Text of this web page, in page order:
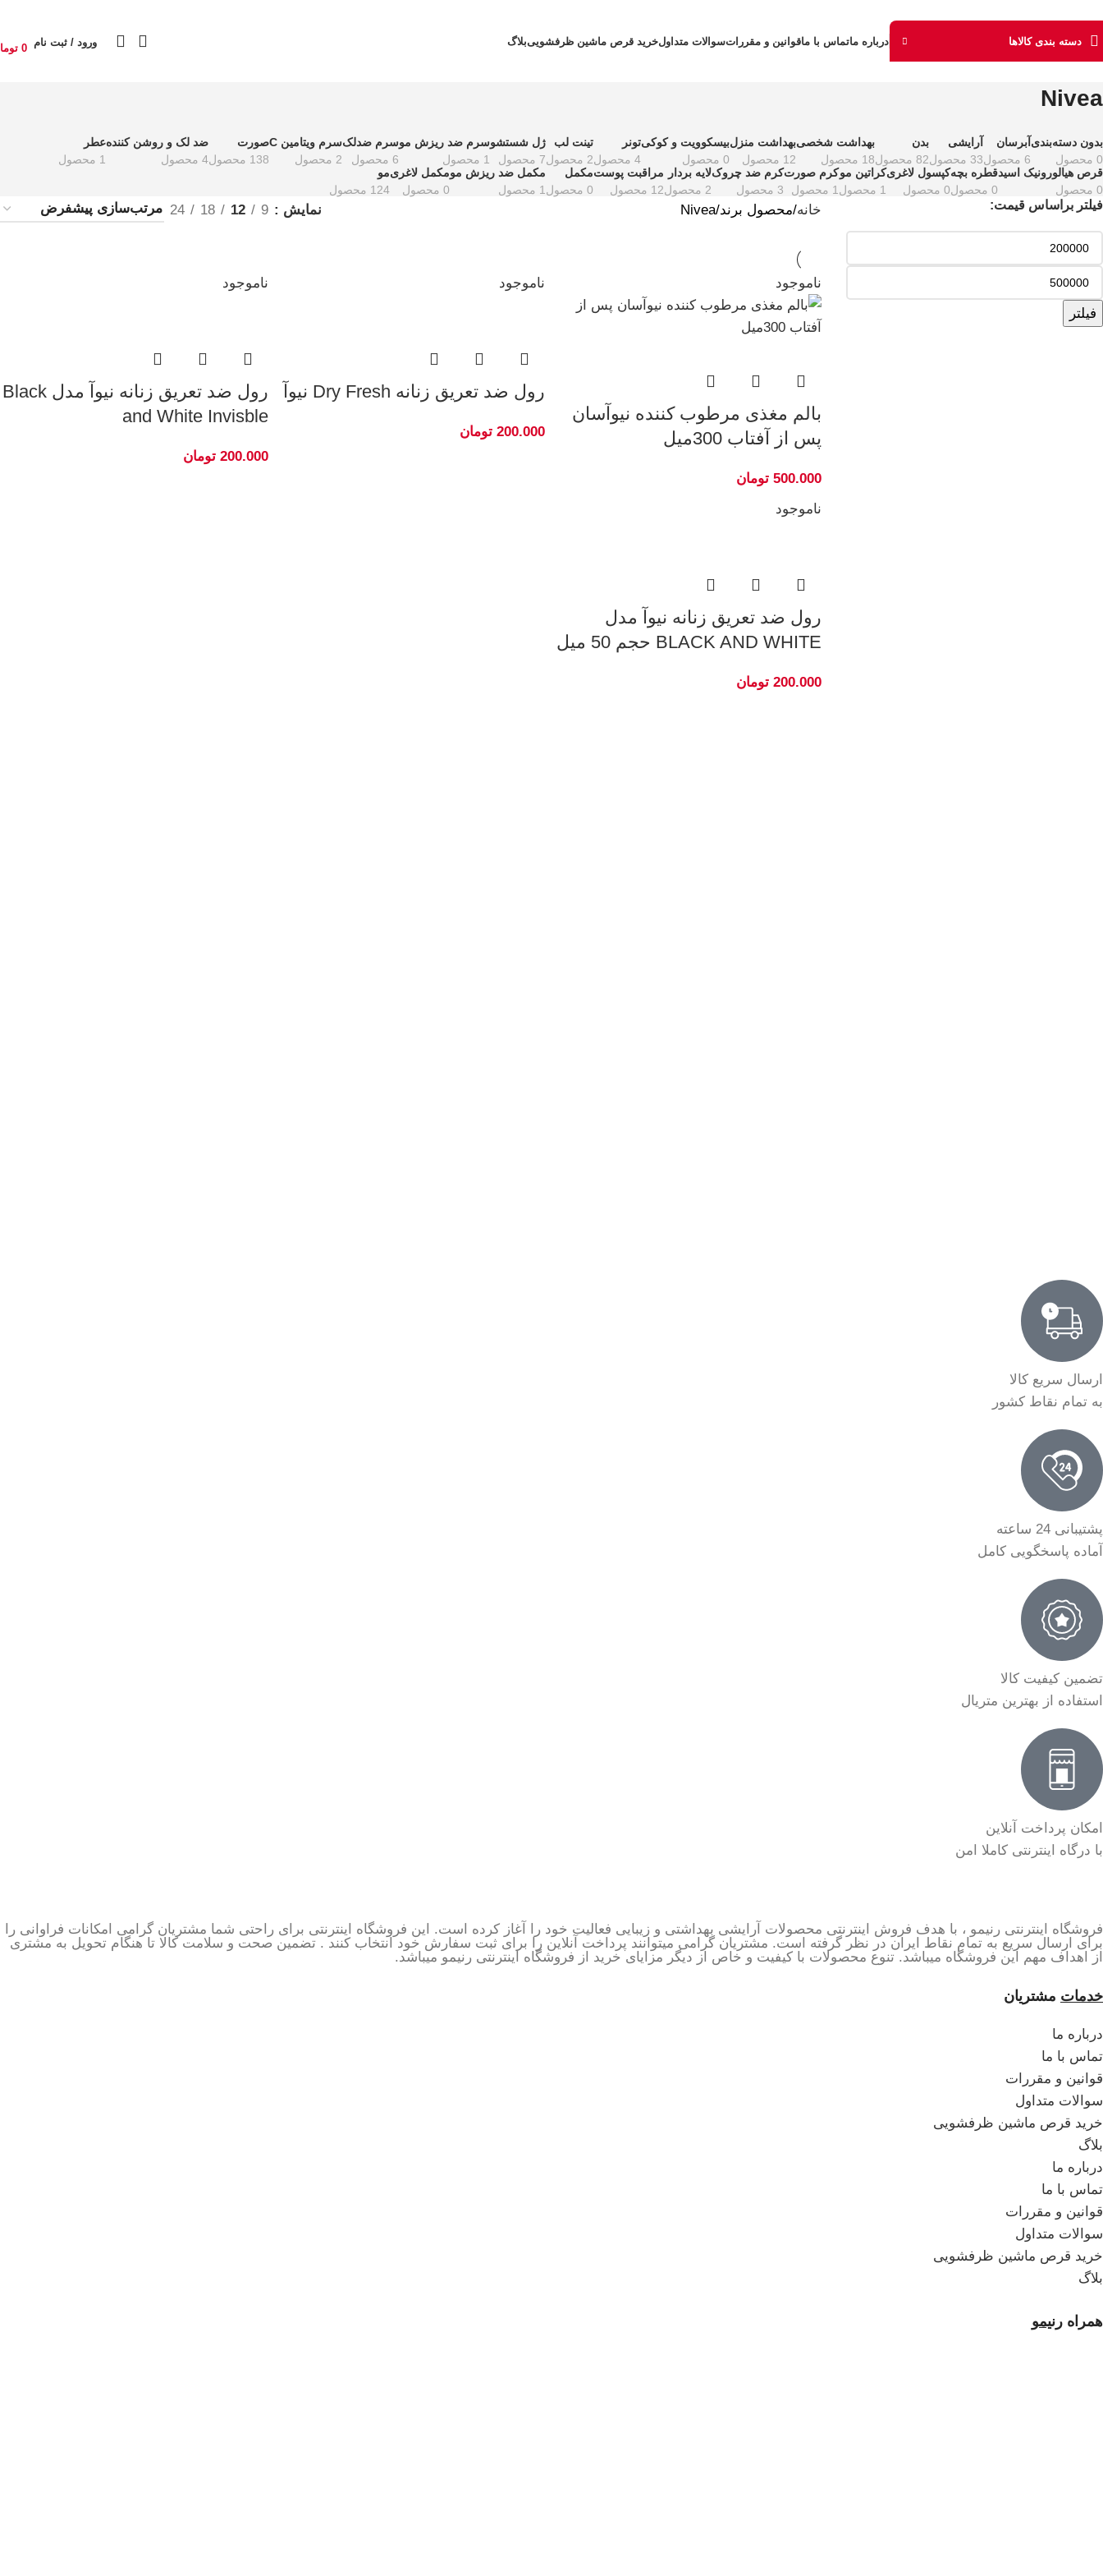
دسته بندی کالاها درباره ماتماس با ماقوانین و مقرراتسوالات متداولخرید قرص ماشین ظرفشوییبلاگ ورود / ثبت نام 0
Nivea
بدون دسته‌بندی
0 محصول
آبرسان
6 محصول
آرایشی
33 محصول
بدن
82 محصول
بهداشت شخصی
18 محصول
بهداشت منزل
12 محصول
بیسکوویت و کوکی
0 محصول
تونر
4 محصول
تینت لب
2 محصول
ژل شستشو
7 محصول
سرم ضد ریزش مو
1 محصول
سرم ضدلک
6 محصول
سرم ویتامین C
2 محصول
صورت
138 محصول
ضد لک و روشن کننده
4 محصول
عطر
1 محصول
قرص هیالورونیک اسید
0 محصول
قطره بچه
0 محصول
کپسول لاغری
0 محصول
کراتین مو
1 محصول
کرم صورت
1 محصول
کرم ضد چروک
3 محصول
لایه بردار
2 محصول
مراقبت پوست
12 محصول
مکمل
0 محصول
مکمل ضد ریزش مو
1 محصول
مکمل لاغری
0 محصول
مو
124 محصول
فیلتر براساس قیمت:
فیلتر
خانه محصول برند Nivea نمایش 9
12
18
24
ناموجود
بالم مغذی مرطوب کننده نیوآسان
پس از آفتاب 300میل
500.000 تومان
ناموجود
رول ضد تعریق زنانه Dry Fresh نیوآ
200.000 تومان
ناموجود
رول ضد تعریق زنانه نیوآ مدل Black
and White Invisble
200.000 تومان
ناموجود
رول ضد تعریق زنانه نیوآ مدل
BLACK AND WHITE حجم 50 میل
200.000 تومان
ارسال سریع کالا
به تمام نقاط کشور
پشتیبانی 24 ساعته
آماده پاسخگویی کامل
تضمین کیفیت کالا
استفاده از بهترین متریال
امکان پرداخت آنلاین
با درگاه اینترنتی کاملا امن
فروشگاه اینترنتی رنیمو ، با هدف فروش اینترنتی محصولات آرایشی بهداشتی و زیبایی فعالیت خود را آغاز کرده است. این فروشگاه اینترنتی برای راحتی شما مشتریان گرامی امکانات فراوانی را
برای ارسال سریع به تمام نقاط ایران در نظر گرفته است. مشتریان گرامی میتوانند پرداخت آنلاین را برای ثبت سفارش خود انتخاب کنند . تضمین صحت و سلامت کالا تا هنگام تحویل به مشتری
از اهداف مهم این فروشگاه میباشد. تنوع محصولات با کیفیت و خاص از دیگر مزایای خرید از فروشگاه اینترنتی رنیمو میباشد.
خدمات مشتریان
درباره ما
تماس با ما
قوانین و مقررات
سوالات متداول
خرید قرص ماشین ظرفشویی
بلاگ
درباره ما
تماس با ما
قوانین و مقررات
سوالات متداول
خرید قرص ماشین ظرفشویی
بلاگ
همراه رنیمو